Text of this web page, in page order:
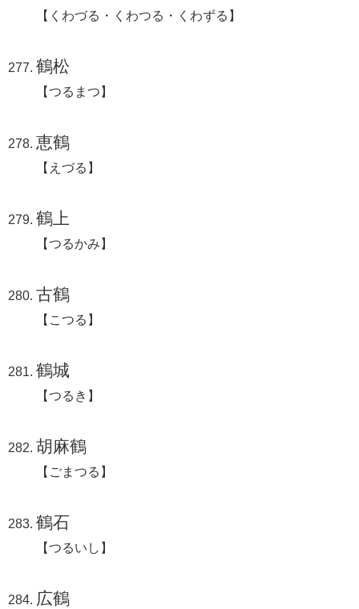
【くわづる・くわつる・くわずる】
鶴松
【つるまつ】
恵鶴
【えづる】
鶴上
【つるかみ】
古鶴
【こつる】
鶴城
【つるき】
胡麻鶴
【ごまつる】
鶴石
【つるいし】
広鶴